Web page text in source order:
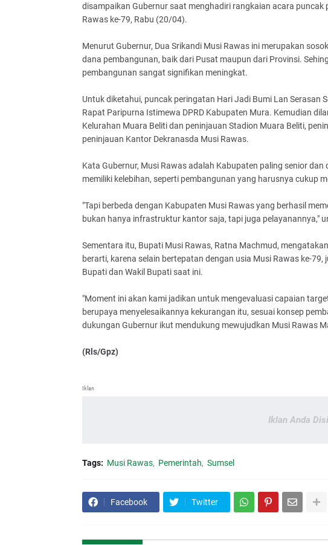
disampaikan Gubernur saat menghadiri rangkaian acara puncak
Rawas ke-79, Rabu (20/04).
Menurut Gubernur, Dua Srikandi Musi Rawas ini merupakan
dana pembangunan, baik dari Pusat maupun dari Provinsi.
pembangunan sangat signifikan meningkat.
Untuk diketahui, puncak peringatan Hari Jadi Bumi Lan Serasan
Rapat Paripurna Istimewa DPRD Kabupaten Mura. Kemudian
Kelurahan Muara Beliti dan peninjauan Stadion Muara Beliti,
peninjauan Kantor Dekranasda Musi Rawas.
Kata Gubernur, Musi Rawas adalah Kabupaten paling senior
memiliki kelebihan, seperti pembangunan yang harusnya cukup
"Tapi berbeda dengan Kabupaten Musi Rawas yang berhasil
bukan hanya infrastruktur kantor saja, tapi juga pelayanannya,"
Sementara itu, Bupati Musi Rawas, Ratna Machmud,
berarti, karena selain bertepatan dengan usia Musi Rawas ke-
Bupati dan Wakil Bupati saat ini.
"Moment ini akan kami jadikan untuk mengevaluasi capaian
berupaya menyelesaikannya kekurangan itu, sesuai konsep
dukungan Gubernur ikut mendukung mewujudkan Musi Rawas
(Rls/Gpz)
Iklan
Iklan Anda
Tags: Musi Rawas Pemerintah Sumsel
Facebook Twitter